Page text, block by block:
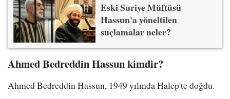
Eski Suriye Müftüsü
Hassun'a yöneltilen
suçlamalar neler?
Ahmed Bedreddin Hassun kimdir?
Ahmed Bedreddin Hassun, 1949 yılında Halep'te doğdu.